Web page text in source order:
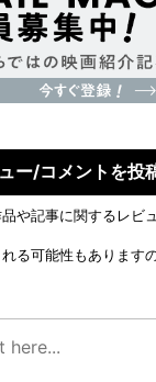
ー/コメントを投
や記事に関するレビ
る可能性もあります